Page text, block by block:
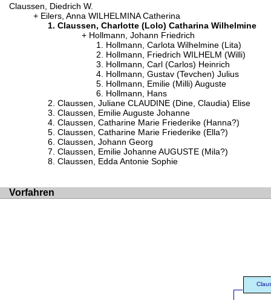
Claussen, Diedrich W.
Eilers, Anna WILHELMINA Catherina
Claussen, Charlotte (Lolo) Catharina Wilhelmine
Hollmann, Johann Friedrich
Hollmann, Carlota Wilhelmine (Lita)
Hollmann, Friedrich WILHELM (Willi)
Hollmann, Carl (Carlos) Heinrich
Hollmann, Gustav (Tevchen) Julius
Hollmann, Emilie (Milli) Auguste
Hollmann, Hans
Claussen, Juliane CLAUDINE (Dine, Claudia) Elise
Claussen, Emilie Auguste Johanne
Claussen, Catharine Marie Friederike (Hanna?)
Claussen, Catharine Marie Friederike (Ella?)
Claussen, Johann Georg
Claussen, Emilie Johanne AUGUSTE (Mila?)
Claussen, Edda Antonie Sophie
Vorfahren